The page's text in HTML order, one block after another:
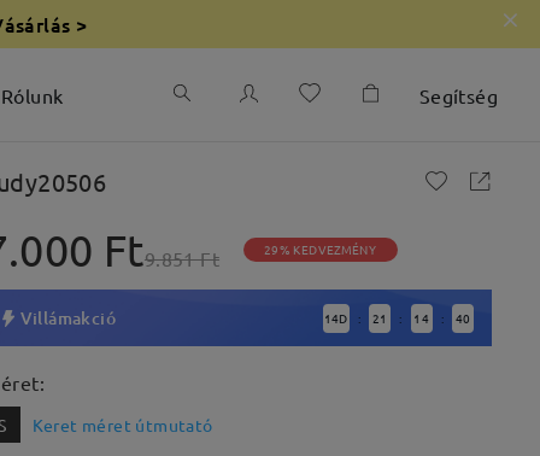
>
Rólunk Segítség
Ft9.851 Ft 29% KEDVEZMÉNY
Villámakció 14D : 21 : 14 : 38
Keret méret útmutató